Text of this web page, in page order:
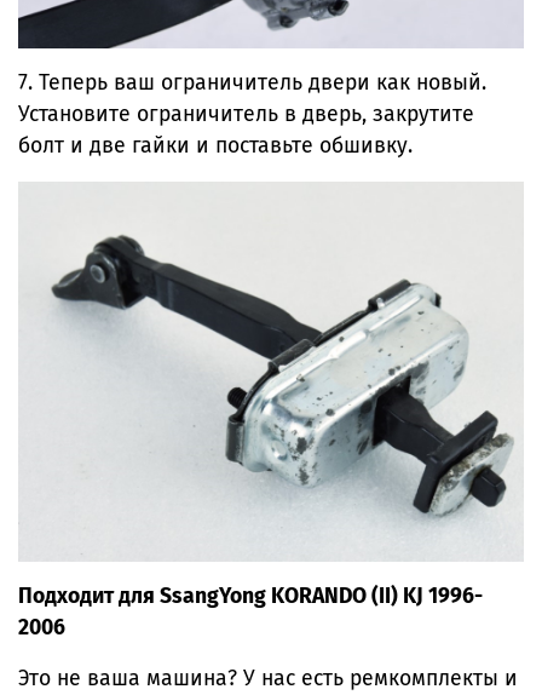
7. Теперь ваш ограничитель двери как новый.
Установите ограничитель в дверь, закрутите
болт и две гайки и поставьте обшивку.
Подходит для SsangYong KORANDO (II) KJ 1996-
2006
Это не ваша машина? У нас есть ремкомплекты и